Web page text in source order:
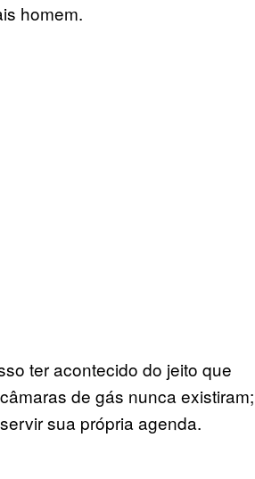
homem.
ter acontecido do jeito que
de gás nunca existiram;
sua própria agenda.